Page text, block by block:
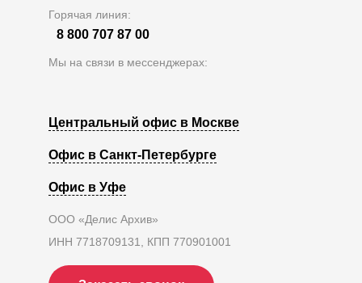
Горячая линия:
8 800 707 87 00
Мы на связи в мессенджерах:
Центральный офис в Москве
Офис в Санкт-Петербурге
Офис в Уфе
ООО «Делис Архив»
ИНН 7718709131, КПП 770901001